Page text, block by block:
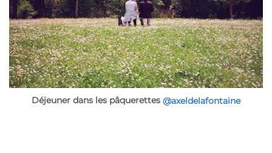
Déjeuner dans les pâquerettes @axeldelafontaine